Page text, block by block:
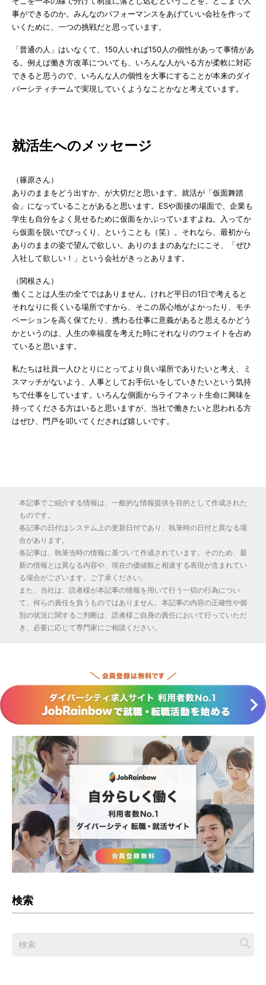
事ができるのか。みんなのパフォーマンスをあげていい会社を作って
いくために、一つの挑戦だと思っています。
「普通の人」はいなくて、150人いれば150人の個性があって事情があ
る。例えば働き方改革についても、いろんな人がいる方が柔軟に対応
できると思うので、いろんな人の個性を大事にすることが本来のダイ
バーシティチームで実現していくようなことかなと考えています。
就活生へのメッセージ
（篠原さん）
ありのままをどう出すか、が大切だと思います。就活が「仮面舞踏
会」になっていることがあると思います。ESや面接の場面で、企業も
学生も自分をよく見せるために仮面をかぶっていますよね。入ってか
ら仮面を脱いでびっくり、ということも（笑）。それなら、最初から
ありのままの姿で望んで欲しい。ありのままのあなたにこそ、「ぜひ
入社して欲しい！」という会社がきっとあります。
（関根さん）
働くことは人生の全てではありません。けれど平日の1日で考えると
それなりに長くいる場所ですから、そこの居心地がよかったり、モチ
ベーションを高く保てたり、携わる仕事に意義があると思えるかどう
かというのは、人生の幸福度を考えた時にそれなりのウェイトを占め
ていると思います。
私たちは社員一人ひとりにとってより良い場所でありたいと考え、ミ
スマッチがないよう、人事としてお手伝いをしていきたいという気持
ちで仕事をしています。いろんな側面からライフネット生命に興味を
持ってくださる方はいると思いますが、当社で働きたいと思われる方
はぜひ、門戸を叩いてくだされば嬉しいです。
本記事でご紹介する情報は、一般的な情報提供を目的として作成された
ものです。
各記事の日付はシステム上の更新日付であり、執筆時の日付と異なる場
合があります。
各記事は、執筆当時の情報に基づいて作成されています。そのため、最
新の情報とは異なる内容や、現在の価値観と相違する表現が含まれてい
る場合がございます。ご了承ください。
また、当社は、読者様が本記事の情報を用いて行う一切の行為につい
て、何らの責任を負うものではありません。本記事の内容の正確性や個
別の状況に関するご判断は、読者様ご自身の責任において行っていただ
き、必要に応じて専門家にご相談ください。
検索